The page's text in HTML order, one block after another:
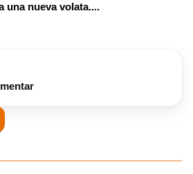
una nueva volata....